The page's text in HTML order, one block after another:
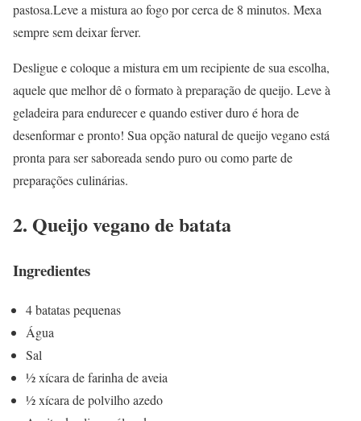
pastosa.Leve a mistura ao fogo por cerca de 8 minutos. Mexa
sempre sem deixar ferver.
Desligue e coloque a mistura em um recipiente de sua escolha,
aquele que melhor dê o formato à preparação de queijo. Leve à
geladeira para endurecer e quando estiver duro é hora de
desenformar e pronto! Sua opção natural de queijo vegano está
pronta para ser saboreada sendo puro ou como parte de
preparações culinárias.
2. Queijo vegano de batata
Ingredientes
4 batatas pequenas
Água
Sal
½ xícara de farinha de aveia
½ xícara de polvilho azedo